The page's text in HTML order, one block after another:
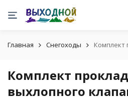
Главная Снегоходы Комплект
Комплект
выхлопного